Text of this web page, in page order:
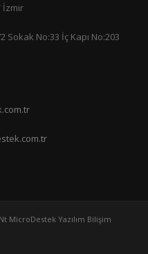
İzmir
Sokak No:33 İç Kapı No:203
MicroDestek Yazılım Bilişim